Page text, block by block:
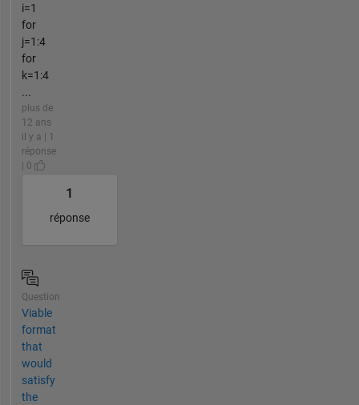
i=1
for
j=1:4
for
k=1:4
...
plus de
12 ans
il y a | 1
réponse
| 0
1
réponse
Question
Viable
format
that
would
satisfy
the